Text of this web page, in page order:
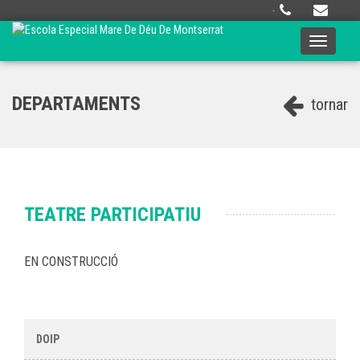
·
Toggle
tornar
DEPARTAMENTS
TEATRE PARTICIPATIU
EN CONSTRUCCIÓ
DOIP